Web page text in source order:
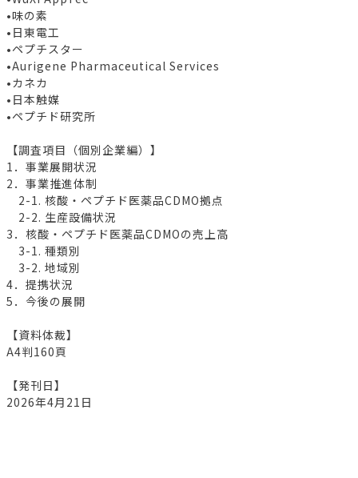
•味の素
•日東電工
•ペプチスター
•Aurigene Pharmaceutical Services
•カネカ
•日本触媒
•ペプチド研究所
【調査項目（個別企業編）】
1．事業展開状況
2．事業推進体制
2-1. 核酸・ペプチド医薬品CDMO拠点
2-2. 生産設備状況
3．核酸・ペプチド医薬品CDMOの売上高
3-1. 種類別
3-2. 地域別
4．提携状況
5．今後の展開
【資料体裁】
A4判160頁
【発刊日】
2026年4月21日